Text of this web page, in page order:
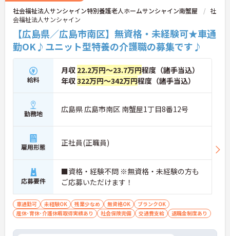
社会福祉法人サンシャイン特別養護老人ホームサンシャイン南蟹屋
社
会福祉法人サンシャイン
【広島県／広島市南区】無資格・未経験可★車通
勤OK♪ユニット型特養の介護職の募集です♪
給料
月収 22.2万円～23.7万円程度（諸手当込）
年収322万円～342万円程度（諸手当込）
勤務地 広島県 広島市南区 南蟹屋1丁目8番12号
雇用形態 正社員(正職員)
応募要件
■資格・経験不問 ※無資格・未経験の方も
ご応募いただけます！
車通勤可 未経験OK 残業少なめ 無資格OK
ブランクOK
産休･育休･介護休暇取得実績あり
社会保険完備 交通費支給 退職金制度あり